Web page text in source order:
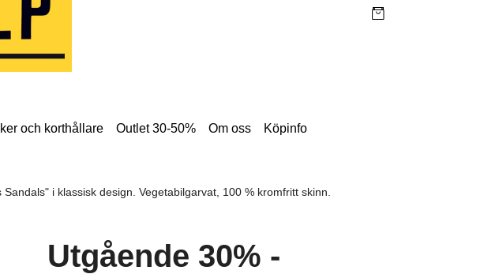
och korthållare Outlet 30-50% Om oss Köpinfo
i klassisk design. Vegetabilgarvat, 100 % kromfritt skinn.
Utgående 30% -